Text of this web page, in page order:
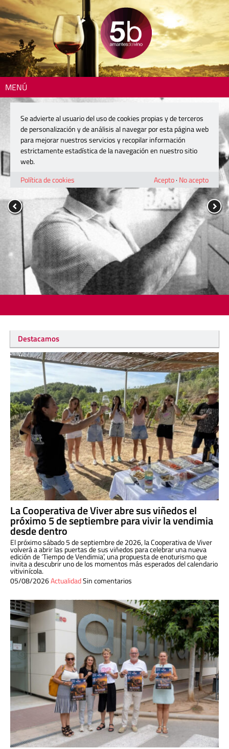
MENÚ
Destacamos
La Cooperativa de Viver abre sus viñedos el
próximo 5 de septiembre para vivir la vendimia
desde dentro
El próximo sábado 5 de septiembre de 2026, la Cooperativa de Viver
volverá a abrir las puertas de sus viñedos para celebrar una nueva
edición de ‘Tiempo de Vendimia’, una propuesta de enoturismo que
invita a descubrir uno de los momentos más esperados del calendario
vitivinícola.
05/08/2026ActualidadSin comentarios
Se advierte al usuario del uso de cookies propias y de terceros
de personalización y de análisis al navegar por esta página web
para mejorar nuestros servicios y recopilar información
estrictamente estadística de la navegación en nuestro sitio
web.
Política de cookies
Acepto· No acepto